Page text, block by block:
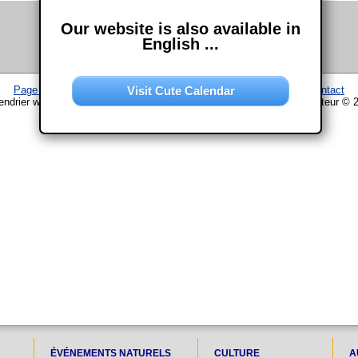
Page d'accueil Calendrier–Plan du site–Mentions légales
Contact
www.chouette-calendrier.com • 30. Novembre 2027 – droit d'auteur ©
ÉVÉNEMENTS NATURELS CULTURE
Our website is also available in
English ...
Visit Cute Calendar